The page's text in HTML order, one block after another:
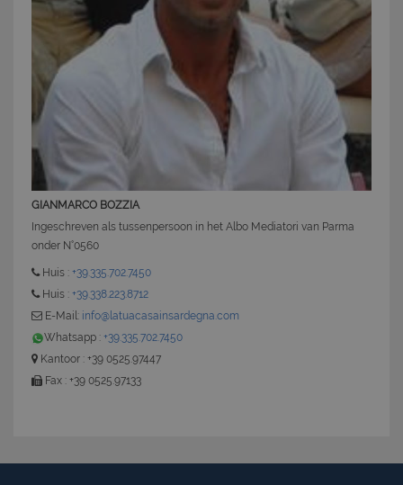
GIANMARCO BOZZIA
Ingeschreven als tussenpersoon in het Albo Mediatori van Parma
onder N°0560
Huis : +39.335.702.7450
Huis : +39.338.223.8712
E-Mail: info@latuacasainsardegna.com
Whatsapp : +39.335.702.7450
Kantoor : +39 0525.97447
Fax : +39 0525.97133
CookieScriptConsent
CookieScript
www.latuacasainsardegna.com
6 mesi 5